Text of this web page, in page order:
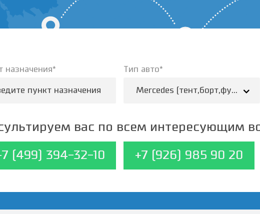
назначения* Тип авто*
Mercedes (тент,борт,фургон) - 5 т./25-35 м.3/37
вас по всем интересующим
(499) 394-32-10 +7 (926) 985 90 20